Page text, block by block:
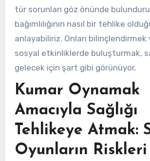
tür sorunları göz önünde
bağımlılığının nasıl bir tehlike
anlayabiliriz. Onları
sosyal etkinliklerde buluşturmak,
gelecek için şart gibi görünüyor.
Kumar Oynamak
Amacıyla Sağlığı
Tehlikeye Atmak:
Oyunların Riskleri